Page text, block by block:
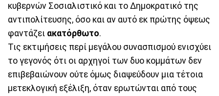
κυβερνών Σοσιαλιστικό και το Δημοκρατικό της
αντιπολίτευσης, όσο και αν αυτό εκ πρώτης όψεως
φαντάζει ακατόρθωτο.
Τις εκτιμήσεις περί μεγάλου συνασπισμού ενισχύει
το γεγονός ότι οι αρχηγοί των δυο κομμάτων δεν
επιβεβαιώνουν ούτε όμως διαψεύδουν μια τέτοια
μετεκλογική εξέλιξη, όταν ερωτώνται από τους